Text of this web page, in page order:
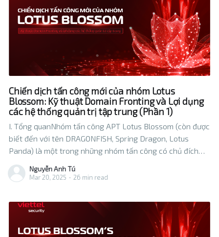
Chiến dịch tấn công mới của nhóm Lotus
Blossom: Kỹ thuật Domain Fronting và Lợi dụng
các hệ thống quản trị tập trung (Phần 1)
I. Tổng quanNhóm tấn công APT Lotus Blossom (còn được
biết đến với tên DRAGONFISH, Spring Dragon, Lotus
Panda) là một trong những nhóm tấn công có chủ đích
(APT) nguy hiểm nhất đang hoạt động mạnh mẽ tại khu
vực Đông Nam Á, đặc biệt là Việt Nam. Nhóm
Nguyễn Anh Tú
Mar 20, 2025 • 26 min read